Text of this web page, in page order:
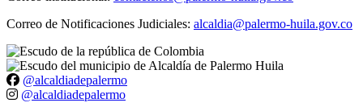
Correo de Notificaciones Judiciales: alcaldia@palermo-huila.gov.co
@alcaldiadepalermo
@alcaldiadepalermo